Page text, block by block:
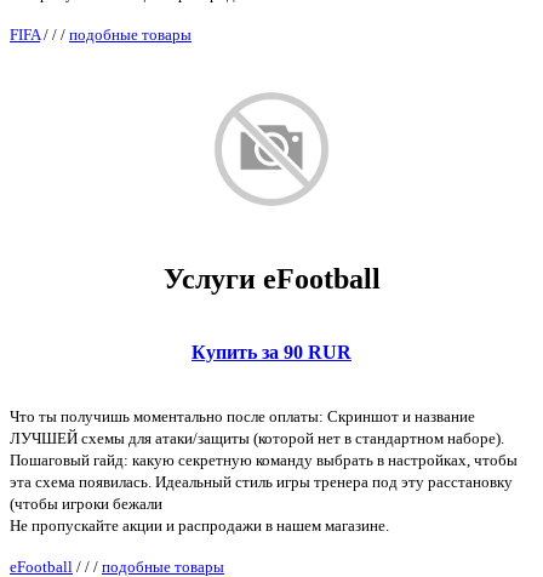
FIFA / / / подобные товары
Услуги eFootball
Купить за 90 RUR
Что ты получишь моментально после оплаты: Скриншот и название
ЛУЧШЕЙ схемы для атаки/защиты (которой нет в стандартном наборе).
Пошаговый гайд: какую секретную команду выбрать в настройках, чтобы
эта схема появилась. Идеальный стиль игры тренера под эту расстановку
(чтобы игроки бежали
Не пропускайте акции и распродажи в нашем магазине.
eFootball / / / подобные товары